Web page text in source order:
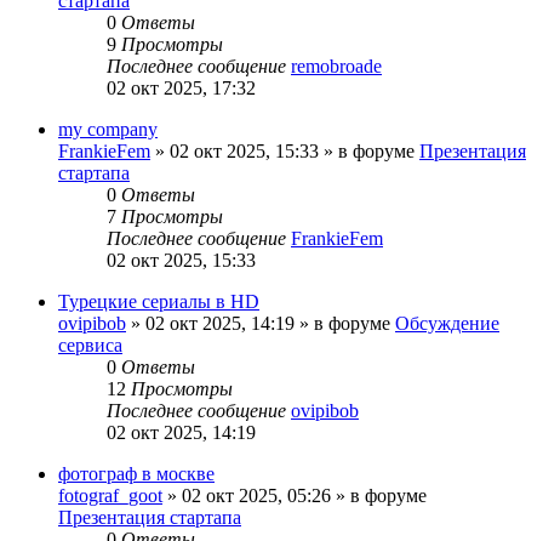
0 Ответы
9 Просмотры
Последнее сообщение remobroade
02 окт 2025, 17:32
my company
FrankieFem » 02 окт 2025, 15:33 » в форуме Презентация
стартапа
0 Ответы
7 Просмотры
Последнее сообщение FrankieFem
02 окт 2025, 15:33
Турецкие сериалы в HD
ovipibob » 02 окт 2025, 14:19 » в форуме Обсуждение
сервиса
0 Ответы
12 Просмотры
Последнее сообщение ovipibob
02 окт 2025, 14:19
фотограф в москве
fotograf_goot » 02 окт 2025, 05:26 » в форуме
Презентация стартапа